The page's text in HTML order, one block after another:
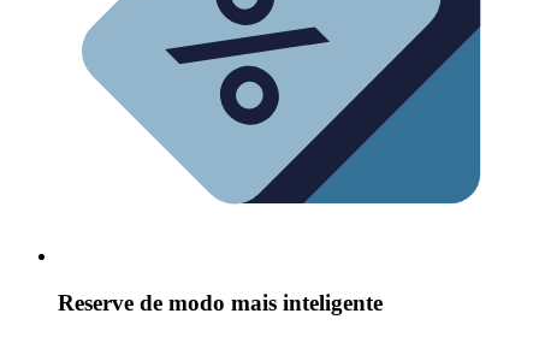
Reserve de modo mais inteligente